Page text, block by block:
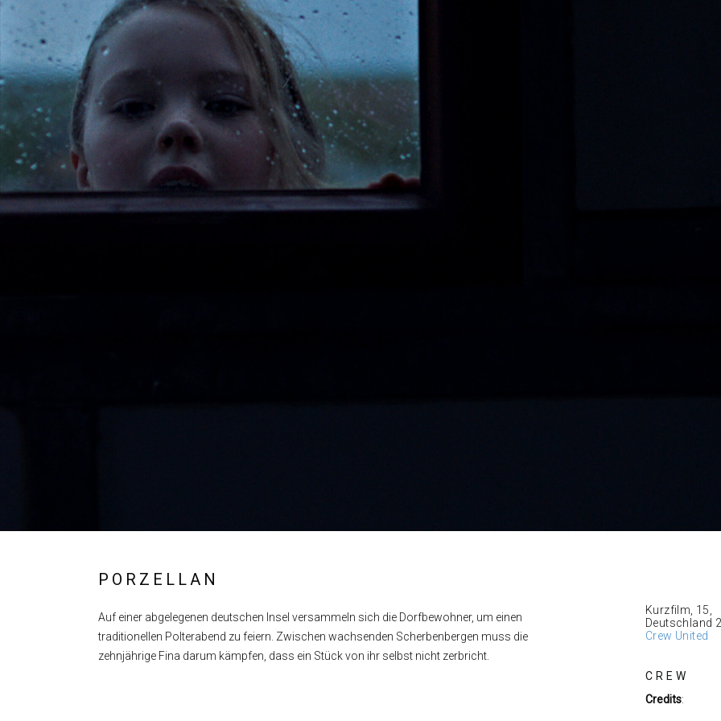
PORZELLAN
Auf einer abgelegenen deutschen Insel versammeln sich die Dorfbewohner, um einen
traditionellen Polterabend zu feiern. Zwischen wachsenden Scherbenbergen muss die
zehnjährige Fina darum kämpfen, dass ein Stück von ihr selbst nicht zerbricht.
Kurzfilm, 15,
Deutschland
Crew United
CREW
Credits: